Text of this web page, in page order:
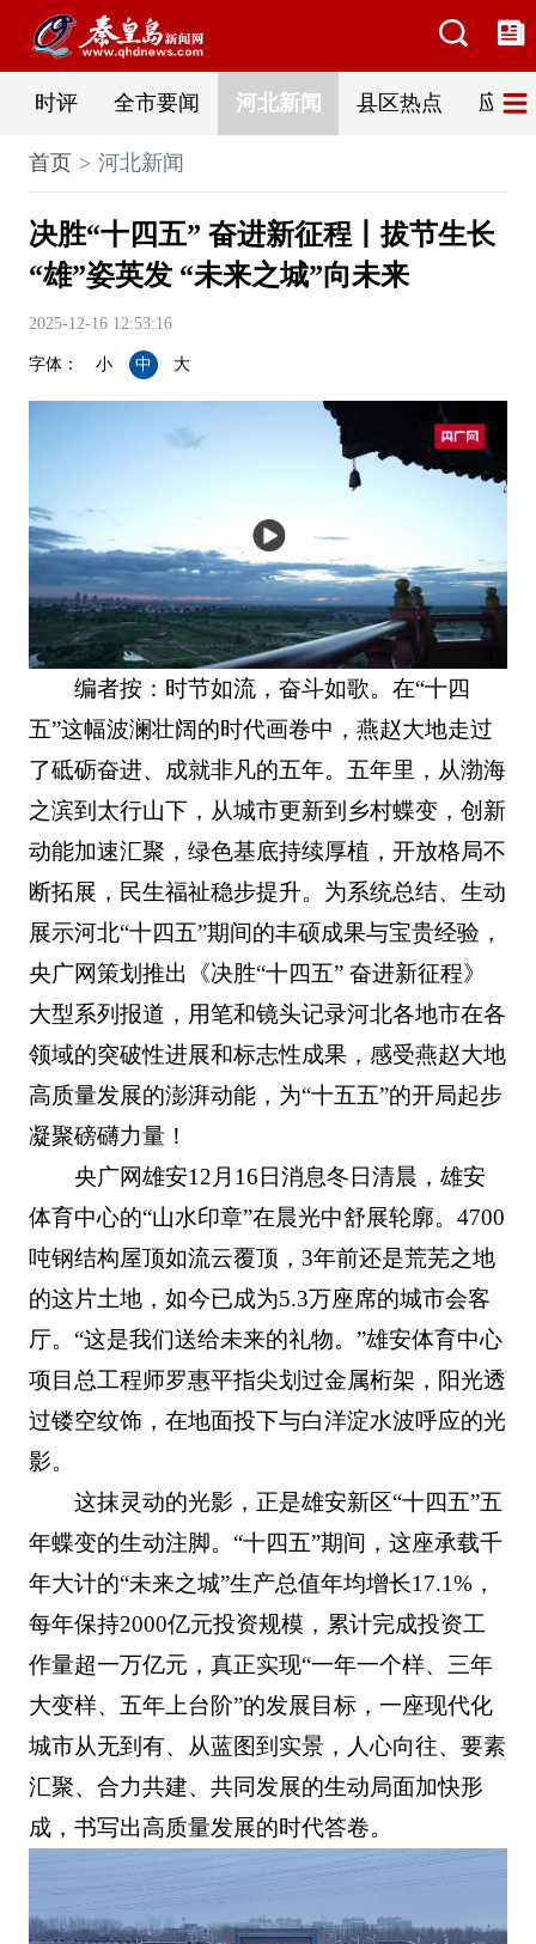
时评 全市要闻 河北新闻 县区热点 应急
首页 河北新闻
决胜“十四五” 奋进新征程丨拔节生长
“雄”姿英发 “未来之城”向未来
2025-12-16 12:53:16
字体： 小 中 大
编者按：时节如流，奋斗如歌。在“十四
五”这幅波澜壮阔的时代画卷中，燕赵大地走过
了砥砺奋进、成就非凡的五年。五年里，从渤海
之滨到太行山下，从城市更新到乡村蝶变，创新
动能加速汇聚，绿色基底持续厚植，开放格局不
断拓展，民生福祉稳步提升。为系统总结、生动
展示河北“十四五”期间的丰硕成果与宝贵经验，
央广网策划推出《决胜“十四五” 奋进新征程》
大型系列报道，用笔和镜头记录河北各地市在各
领域的突破性进展和标志性成果，感受燕赵大地
高质量发展的澎湃动能，为“十五五”的开局起步
凝聚磅礴力量！
央广网雄安12月16日消息冬日清晨，雄安
体育中心的“山水印章”在晨光中舒展轮廓。4700
吨钢结构屋顶如流云覆顶，3年前还是荒芜之地
的这片土地，如今已成为5.3万座席的城市会客
厅。“这是我们送给未来的礼物。”雄安体育中心
项目总工程师罗惠平指尖划过金属桁架，阳光透
过镂空纹饰，在地面投下与白洋淀水波呼应的光
影。
这抹灵动的光影，正是雄安新区“十四五”五
年蝶变的生动注脚。“十四五”期间，这座承载千
年大计的“未来之城”生产总值年均增长17.1%，
每年保持2000亿元投资规模，累计完成投资工
作量超一万亿元，真正实现“一年一个样、三年
大变样、五年上台阶”的发展目标，一座现代化
城市从无到有、从蓝图到实景，人心向往、要素
汇聚、合力共建、共同发展的生动局面加快形
成，书写出高质量发展的时代答卷。